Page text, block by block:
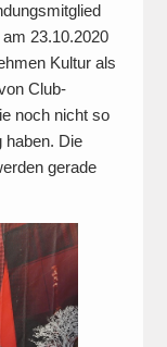
23.10.2020
Kultur als
Club-
noch nicht so
haben. Die
gerade